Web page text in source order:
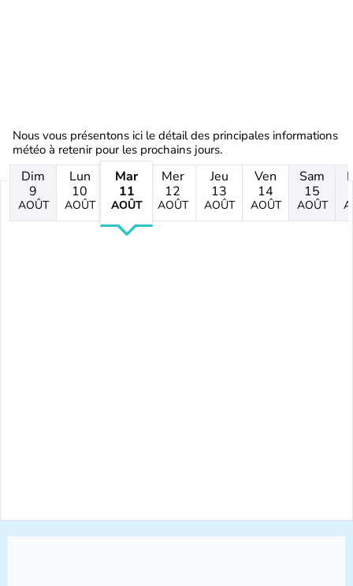
Nous vous présentons ici le détail des principales informations
météo à retenir pour les prochains jours.
Dim
9
AOÛT
Lun
10
AOÛT
Mar
11
AOÛT
Mer
12
AOÛT
Jeu
13
AOÛT
Ven
14
AOÛT
Sam
15
AOÛT